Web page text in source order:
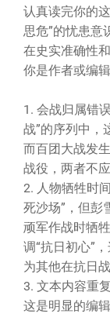
认真读完你的
思危”的忧患意
在史实准确性
你是作者或编
1. 会战归属错
战”的序列中，
而百团大战发
战役，两者不
2. 人物牺牲时
死沙场”，但彭
顽军作战时牺
调“抗日初心”
为其他在抗日
3. 文本内容重
这是明显的编